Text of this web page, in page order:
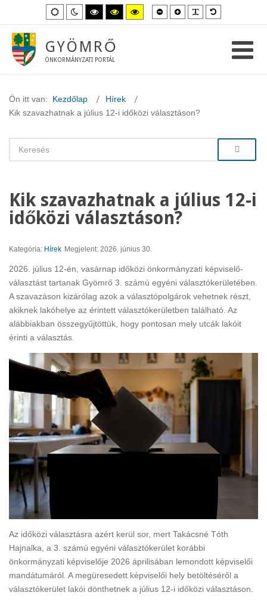
Alapértelmezett
mód
Éjszakai
mód
Magas
kontraszt
fekete-
mód.
Magas
kontraszt
fekete-
Magas
kontraszt
sárga-
Kisebb
betűméret
Nagyobb
betűméret
GYÖMRŐ
ÖNKORMÁNYZATI PORTÁL
Ön itt van: Kezdőlap
Hírek
Kik szavazhatnak a július 12-i időközi választáson?
Kik szavazhatnak a július 12-i
időközi választáson?
Kategória: Hírek Megjelent: 2026. június 30.
2026. július 12-én, vasárnap időközi önkormányzati képviselő-
választást tartanak Gyömrő 3. számú egyéni választókerületében.
A szavazáson kizárólag azok a választópolgárok vehetnek részt,
akiknek lakóhelye az érintett választókerületben található. Az
alábbiakban összegyűjtöttük, hogy pontosan mely utcák lakóit
érinti a választás.
Az időközi választásra azért kerül sor, mert Takácsné Tóth
Hajnalka, a 3. számú egyéni választókerület korábbi
önkormányzati képviselője 2026 áprilisában lemondott képviselői
mandátumáról. A megüresedett képviselői hely betöltéséről a
választókerület lakói dönthetnek a július 12-i időközi választáson.